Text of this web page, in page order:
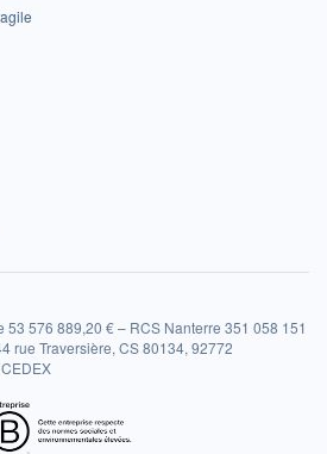
53 576 889,20 € – RCS Nanterre 351 058 151
rue Traversière, CS 80134, 92772